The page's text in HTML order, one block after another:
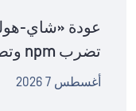
تضرب npm وتصيب مئات الحزم
أغسطس 7 2026